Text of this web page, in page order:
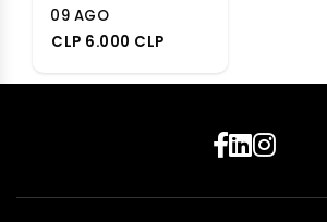
09 AGO
CLP 6.000 CLP